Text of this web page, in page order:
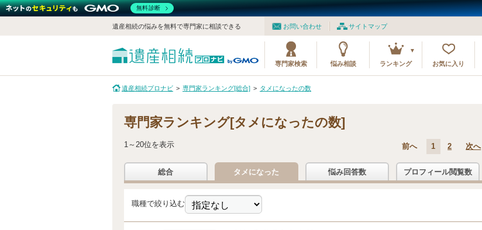
お問い合わせ サイトマップ
遺産相続の悩みを無料で専門家に相談できる
専門家検索 悩み相談 ランキング お気に入り
遺産相続プロナビ 専門家ランキング[総合] タメになったの数
専門家ランキング[タメになったの数]
1～20位を表示 前へ 1 2 次へ
総合 タメになった 悩み回答数 プロフィール閲覧数
職種で絞り込む
無料診断